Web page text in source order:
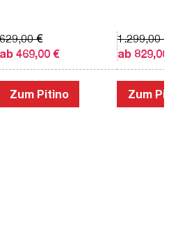
ab 469,00 €
629,00 €
Zum Pitino
ab 829,00 €
1.299,00 €
Zum